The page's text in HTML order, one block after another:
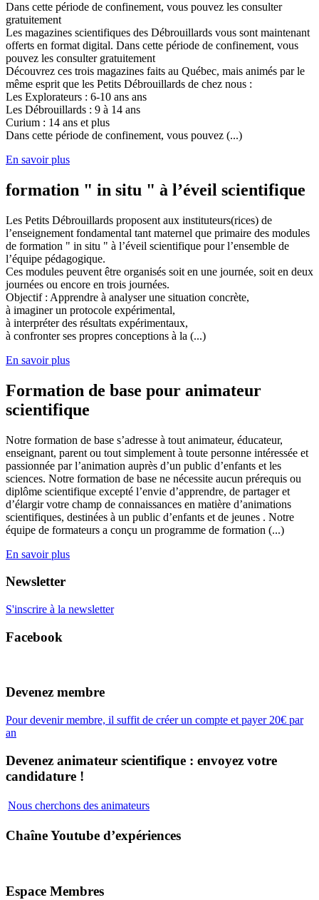
Dans cette période de confinement, vous pouvez les consulter
gratuitement
Les magazines scientifiques des Débrouillards vous sont maintenant
offerts en format digital. Dans cette période de confinement, vous
pouvez les consulter gratuitement
Découvrez ces trois magazines faits au Québec, mais animés par le
même esprit que les Petits Débrouillards de chez nous :
Les Explorateurs : 6-10 ans ans
Les Débrouillards : 9 à 14 ans
Curium : 14 ans et plus
Dans cette période de confinement, vous pouvez (...)
En savoir plus
formation " in situ " à l’éveil scientifique
Les Petits Débrouillards proposent aux instituteurs(rices) de
l’enseignement fondamental tant maternel que primaire des modules
de formation " in situ " à l’éveil scientifique pour l’ensemble de
l’équipe pédagogique.
Ces modules peuvent être organisés soit en une journée, soit en deux
journées ou encore en trois journées.
Objectif : Apprendre à analyser une situation concrète,
à imaginer un protocole expérimental,
à interpréter des résultats expérimentaux,
à confronter ses propres conceptions à la (...)
En savoir plus
Formation de base pour animateur
scientifique
Notre formation de base s’adresse à tout animateur, éducateur,
enseignant, parent ou tout simplement à toute personne intéressée et
passionnée par l’animation auprès d’un public d’enfants et les
sciences. Notre formation de base ne nécessite aucun prérequis ou
diplôme scientifique excepté l’envie d’apprendre, de partager et
d’élargir votre champ de connaissances en matière d’animations
scientifiques, destinées à un public d’enfants et de jeunes . Notre
équipe de formateurs a conçu un programme de formation (...)
En savoir plus
Newsletter
S'inscrire à la newsletter
Facebook
Devenez membre
Pour devenir membre, il suffit de créer un compte et payer 20€ par
an
Devenez animateur scientifique : envoyez votre
candidature !
Nous cherchons des animateurs
Chaîne Youtube d’expériences
Espace Membres